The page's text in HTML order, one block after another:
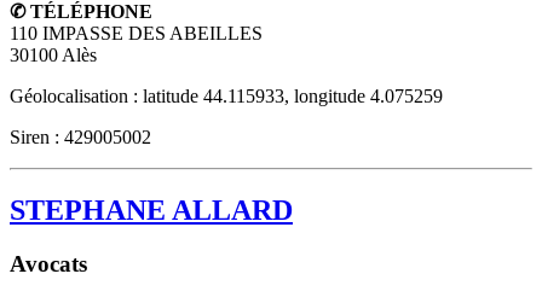
✆ TÉLÉPHONE
110 IMPASSE DES ABEILLES
30100Alès
Géolocalisation : latitude 44.115933, longitude 4.075259
Siren : 429005002
STEPHANE ALLARD
Avocats